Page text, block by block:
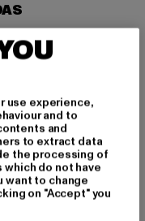
Preis: 12,90 EUR
29,99 EUR
UM
BLEI
use experience,
and to
and
to extract data
the processing of
do not have
want to change
on "Accept" you